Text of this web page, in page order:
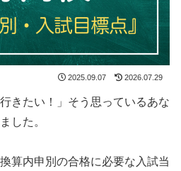
2025.09.07 2026.07.29
きたい！」そう思っているあな
した。
算内申別の合格に必要な入試当